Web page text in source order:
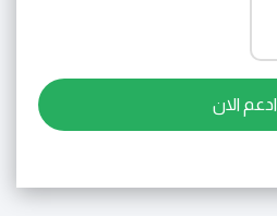
ادعم الان